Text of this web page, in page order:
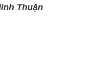
Thuận